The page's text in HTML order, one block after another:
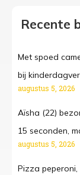
Recente
Met spoed
bij
augustus 5, 2026
Aïsha (22)
15 seconden,
augustus 5, 2026
Pizza